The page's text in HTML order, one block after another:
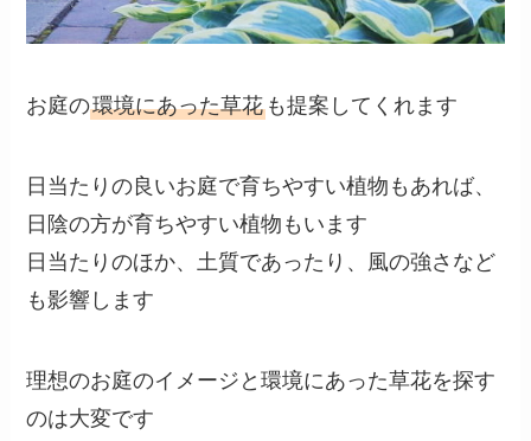
お庭の環境にあった草花 も提案してくれます
日当たりの良いお庭で育ちやすい植物もあれば、
日陰の方が育ちやすい植物もいます
日当たりのほか、土質であったり、風の強さなど
も影響します
理想のお庭のイメージと環境にあった草花を探す
のは大変です